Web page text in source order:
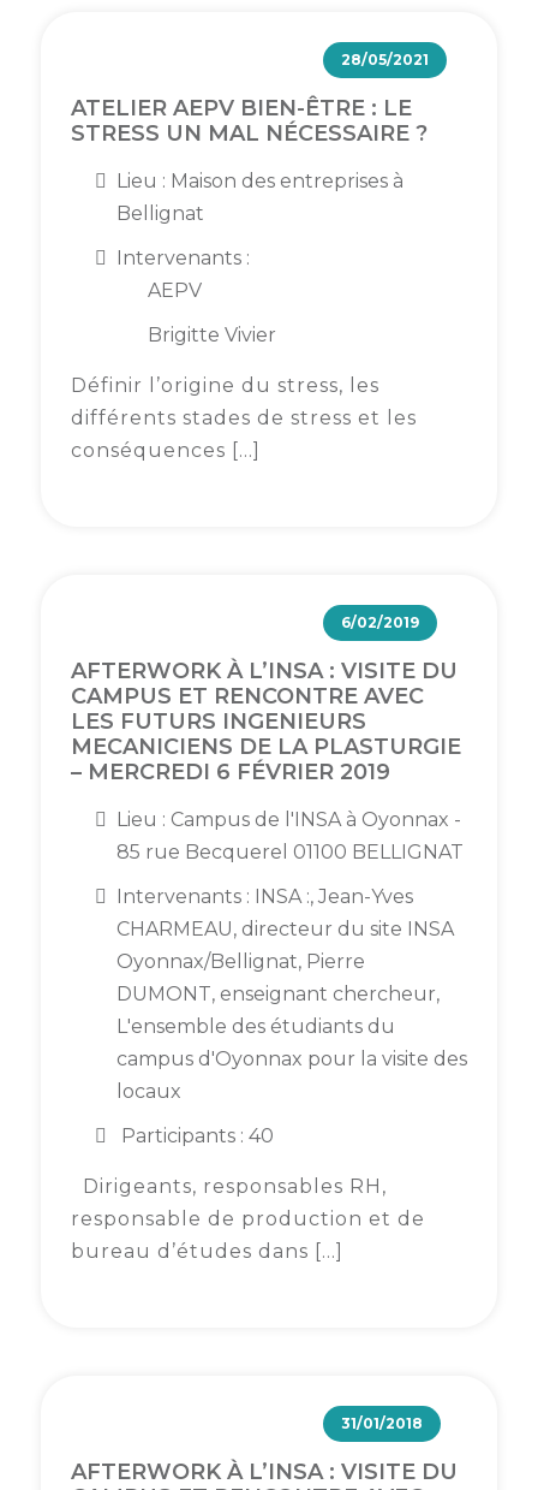
28/05/2021
ATELIER AEPV BIEN-ÊTRE : LE
STRESS UN MAL NÉCESSAIRE ?
Lieu : Maison des entreprises à
Bellignat
Intervenants :
AEPV
Brigitte Vivier
Définir l’origine du stress, les
différents stades de stress et les
conséquences […]
6/02/2019
AFTERWORK À L’INSA : VISITE DU
CAMPUS ET RENCONTRE AVEC
LES FUTURS INGENIEURS
MECANICIENS DE LA PLASTURGIE
– MERCREDI 6 FÉVRIER 2019
Lieu : Campus de l'INSA à Oyonnax -
85 rue Becquerel 01100 BELLIGNAT
Intervenants : INSA :, Jean-Yves
CHARMEAU, directeur du site INSA
Oyonnax/Bellignat, Pierre
DUMONT, enseignant chercheur,
L'ensemble des étudiants du
campus d'Oyonnax pour la visite des
locaux
Participants : 40
Dirigeants, responsables RH,
responsable de production et de
bureau d’études dans […]
31/01/2018
AFTERWORK À L’INSA : VISITE DU